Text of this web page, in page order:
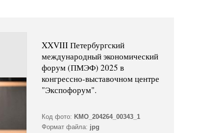
XXVIII Петербургский
международный экономический
форум (ПМЭФ) 2025 в
конгрессно-выставочном центре
"Экспофорум".
Код фото: KMO_204264_00343_1
Формат файла: jpg